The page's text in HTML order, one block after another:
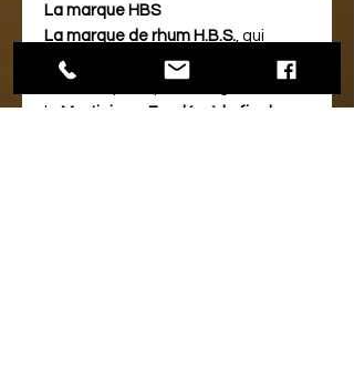
La marque HBS
La marque de rhum H.B.S. , qui
signifie
Habitation Beauséjour
, est
la Martinique
Fondée à la fin du